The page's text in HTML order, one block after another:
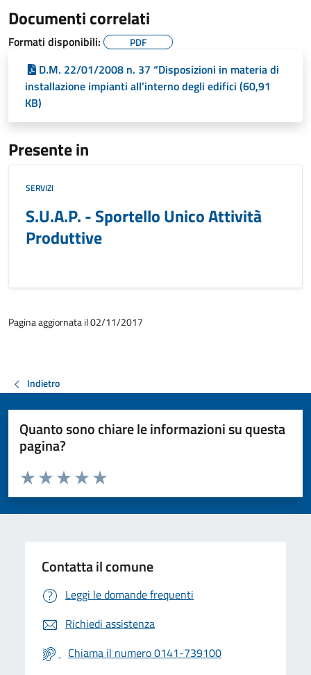
Documenti correlati
Formati disponibili: PDF
D.M. 22/01/2008 n. 37 “Disposizioni in materia di
installazione impianti all’interno degli edifici (60,91
KB)
Presente in
SERVIZI
S.U.A.P. - Sportello Unico Attività
Produttive
Pagina aggiornata il 02/11/2017
Indietro
Quanto sono chiare le informazioni su questa
pagina?
Valuta da 1 a 5 stelle la pagina
Valuta 5 stelle su 5
Valuta 4 stelle su 5
Valuta 3 stelle su 5
Valuta 2 stelle su 5
Valuta 1 stelle su 5
Contatta il comune
Leggi le domande frequenti
Richiedi assistenza
Chiama il numero 0141-739100